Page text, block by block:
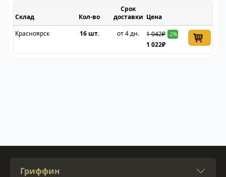
Склад
Срок
доставки Цена
Красноярск
16 шт. от 4 дн. 1 042₽ -2%
1 022₽
Гриффин